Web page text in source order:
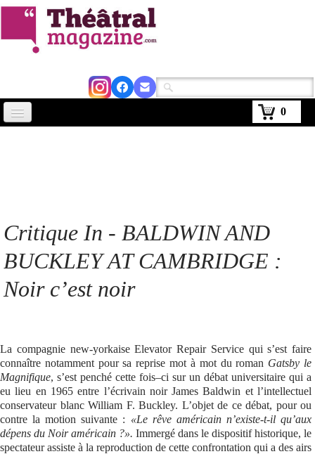
0
Critique In - BALDWIN AND
BUCKLEY AT CAMBRIDGE :
Noir c’est noir
La compagnie new-yorkaise Elevator Repair Service qui s’est faire
connaître notamment pour sa reprise mot à mot du roman Gatsby le
Magnifique, s’est penché cette fois–ci sur un débat universitaire qui a
eu lieu en 1965 entre l’écrivain noir James Baldwin et l’intellectuel
conservateur blanc William F. Buckley. L’objet de ce débat, pour ou
contre la motion suivante : «Le rêve américain n’existe-t-il qu’aux
dépens du Noir américain ?». Immergé dans le dispositif historique, le
spectateur assiste à la reproduction de cette confrontation qui a des airs